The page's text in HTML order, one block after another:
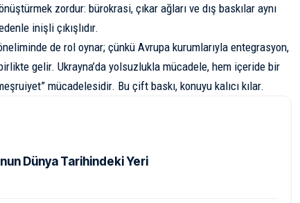
zordur: bürokrasi, çıkar ağları ve dış baskılar aynı
inişli çıkışlıdır.
de rol oynar; çünkü Avrupa kurumlarıyla entegrasyon,
gelir. Ukrayna’da yolsuzlukla mücadele, hem içeride bir
mücadelesidir. Bu çift baskı, konuyu kalıcı kılar.
Dünya Tarihindeki Yeri